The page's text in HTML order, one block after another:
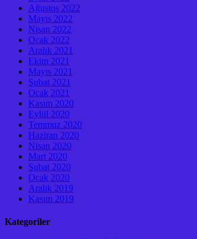
Ağustos 2022
Mayıs 2022
Nisan 2022
Ocak 2022
Aralık 2021
Ekim 2021
Mayıs 2021
Şubat 2021
Ocak 2021
Kasım 2020
Eylül 2020
Temmuz 2020
Haziran 2020
Nisan 2020
Mart 2020
Şubat 2020
Ocak 2020
Aralık 2019
Kasım 2019
Kategoriler